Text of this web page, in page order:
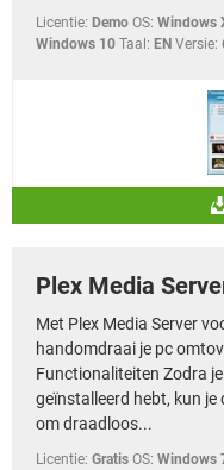
Licentie: Demo OS: Windows
Windows 10 Taal: EN Versie:
Plex Media
Met Plex Media Server
handomdraai je pc
Functionaliteiten Zodra
geïnstalleerd hebt, kun je
om draadloos...
Licentie: Gratis OS: Windows